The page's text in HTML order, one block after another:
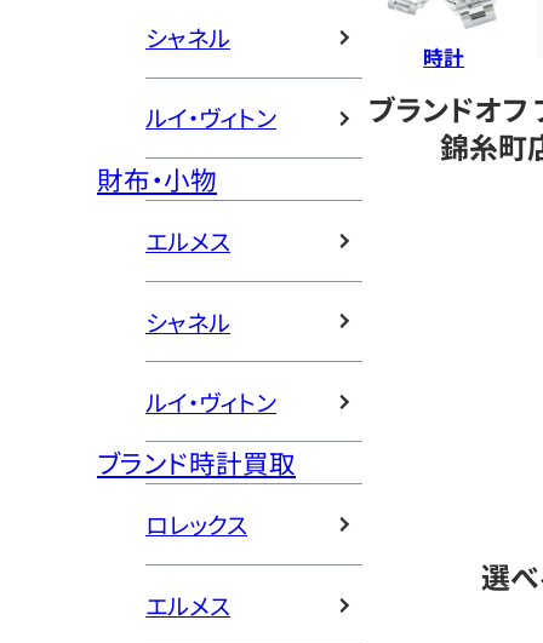
シャネル
ルイ・ヴィトン
財布・小物
エルメス
シャネル
ルイ・ヴィトン
ブランド時計買取
ロレックス
エルメス
時計
ブランドオフ
錦糸町
選